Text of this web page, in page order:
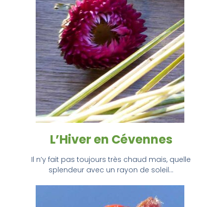
L’Hiver en Cévennes
Il n’y fait pas toujours très chaud mais, quelle
splendeur avec un rayon de soleil…